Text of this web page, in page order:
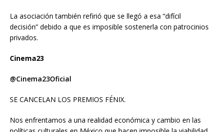
La asociación también refirió que se llegó a esa “difícil
decisión” debido a que es imposible sostenerla con patrocinios
privados.
Cinema23
@Cinema23Oficial
SE CANCELAN LOS PREMIOS FÉNIX.
Nos enfrentamos a una realidad económica y cambio en las